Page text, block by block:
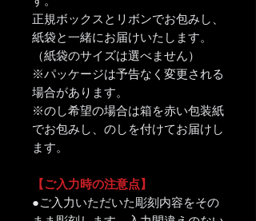
正規ボックスとリボンでお包みし、
紙袋と一緒にお届けいたします。
（紙袋のサイズは選べません）
※パッケージは予告なく変更される
場合があります。
※のし希望の場合は箱を赤い包装紙
でお包みし、のしを付けてお届けし
ます。
【ご入力時の注意点】
●ご入力いただいた彫刻内容をその